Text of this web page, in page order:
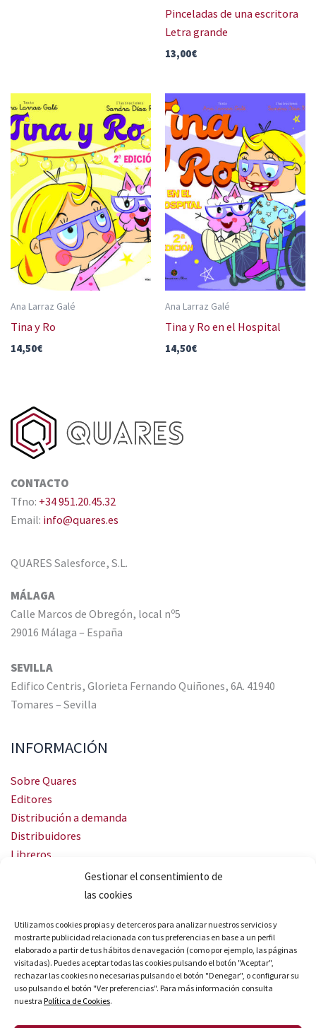
Gestionar el consentimiento de
las cookies
Utilizamos cookies propias y de terceros para analizar nuestros servicios y
mostrarte publicidad relacionada con tus preferencias en base a un perfil
elaborado a partir de tus hábitos de navegación (como por ejemplo, las páginas
visitadas). Puedes aceptar todas las cookies pulsando el botón "Aceptar",
rechazar las cookies no necesarias pulsando el botón "Denegar", o configurar su
uso pulsando el botón "Ver preferencias". Para más información consulta
nuestra Política de Cookies.
Pinceladas de una escritora
Letra grande
13,00€
Ana Larraz Galé
Tina y Ro
14,50€
Ana Larraz Galé
Tina y Ro en el Hospital
14,50€
CONTACTO
Tfno: +34 951.20.45.32
Email: info@quares.es
QUARES Salesforce, S.L.
MÁLAGA
Calle Marcos de Obregón, local nº5
29016 Málaga – España
SEVILLA
Edifico Centris, Glorieta Fernando Quiñones, 6A. 41940
Tomares – Sevilla
INFORMACIÓN
Sobre Quares
Editores
Distribución a demanda
Distribuidores
Libreros
Servicio Landingweb
Crea tu audiobook